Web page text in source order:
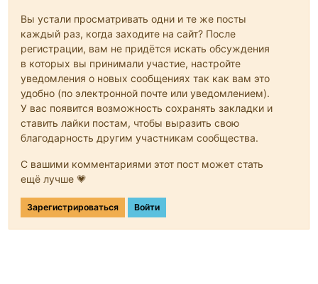
Вы устали просматривать одни и те же посты
каждый раз, когда заходите на сайт? После
регистрации, вам не придётся искать обсуждения
в которых вы принимали участие, настройте
уведомления о новых сообщениях так как вам это
удобно (по электронной почте или уведомлением).
У вас появится возможность сохранять закладки и
ставить лайки постам, чтобы выразить свою
благодарность другим участникам сообщества.
С вашими комментариями этот пост может стать
ещё лучше 💗
Зарегистрироваться Войти